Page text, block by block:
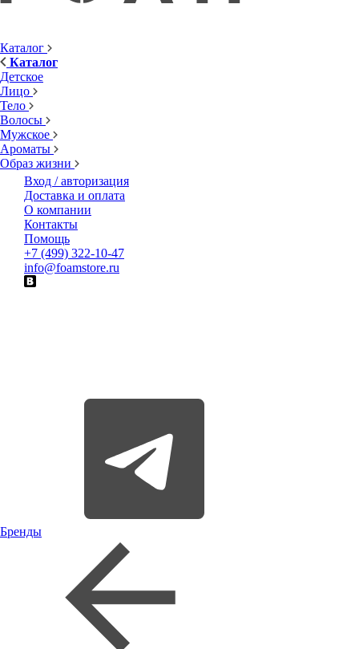
Каталог
Каталог
Детское
Лицо
Тело
Волосы
Мужское
Ароматы
Образ жизни
Вход / авторизация
Доставка и оплата
О компании
Контакты
Помощь
+7 (499) 322-10-47
info@foamstore.ru
Бренды